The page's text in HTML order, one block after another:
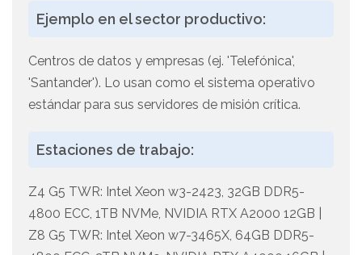
Ejemplo en el sector productivo:
Centros de datos y empresas (ej. 'Telefónica',
'Santander'). Lo usan como el sistema operativo
estándar para sus servidores de misión crítica.
Estaciones de trabajo:
Z4 G5 TWR: Intel Xeon w3-2423, 32GB DDR5-
4800 ECC, 1TB NVMe, NVIDIA RTX A2000 12GB |
Z8 G5 TWR: Intel Xeon w7-3465X, 64GB DDR5-